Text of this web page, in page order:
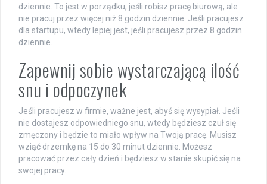
dziennie. To jest w porządku, jeśli robisz pracę biurową, ale
nie pracuj przez więcej niż 8 godzin dziennie. Jeśli pracujesz
dla startupu, wtedy lepiej jest, jeśli pracujesz przez 8 godzin
dziennie.
Zapewnij sobie wystarczającą ilość
snu i odpoczynek
Jeśli pracujesz w firmie, ważne jest, abyś się wysypiał. Jeśli
nie dostajesz odpowiedniego snu, wtedy będziesz czuł się
zmęczony i będzie to miało wpływ na Twoją pracę. Musisz
wziąć drzemkę na 15 do 30 minut dziennie. Możesz
pracować przez cały dzień i będziesz w stanie skupić się na
swojej pracy.